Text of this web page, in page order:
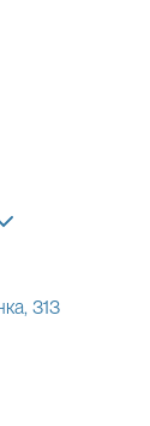
313